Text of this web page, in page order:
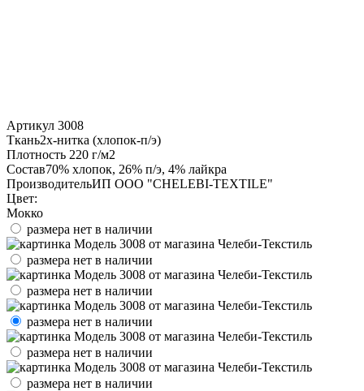
Артикул 3008
Ткань2х-нитка (хлопок-п/э)
Плотность 220 г/м2
Состав70% хлопок, 26% п/э, 4% лайкра
ПроизводительИП ООО "CHELEBI-TEXTILE"
Цвет:
Мокко
размера нет в наличии
размера нет в наличии
размера нет в наличии
размера нет в наличии
размера нет в наличии
размера нет в наличии